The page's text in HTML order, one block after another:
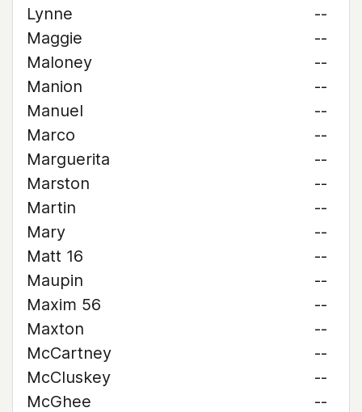
Lynne
--
Maggie
--
Maloney
--
Manion
--
Manuel
--
Marco
--
Marguerita
--
Marston
--
Martin
--
Mary
--
Matt 16
--
Maupin
--
Maxim 56
--
Maxton
--
McCartney
--
McCluskey
--
McGhee
--